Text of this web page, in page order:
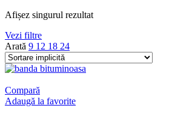
Afișez singurul rezultat
Vezi filtre
Arată 9 12 18 24
Compară
Adaugă la favorite